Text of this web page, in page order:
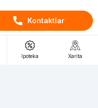
Kontaktlar
Ipoteka Xarita